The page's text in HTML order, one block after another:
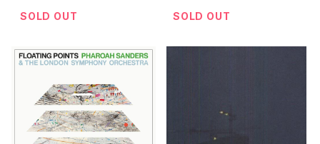
SOLD OUT
SOLD OUT